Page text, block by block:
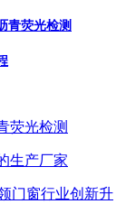
青荧光检测
荧光检测
生产厂家
门窗行业创新升